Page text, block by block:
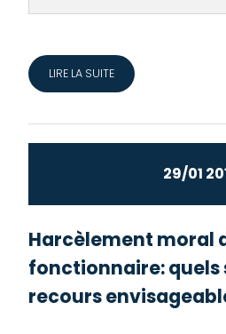
LIRE LA SUITE
29/01
Harcèlement moral
fonctionnaire: quels
recours